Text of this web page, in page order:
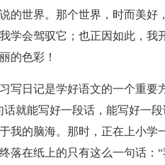
的世界。那个世界，时而美
学会驾驭它；也正因如此，
的色彩！
写日记是学好语文的一个重要
话就能写好一段话，能写好一
我的脑海。那时，正在上小
落在纸上的只有这么一句话：